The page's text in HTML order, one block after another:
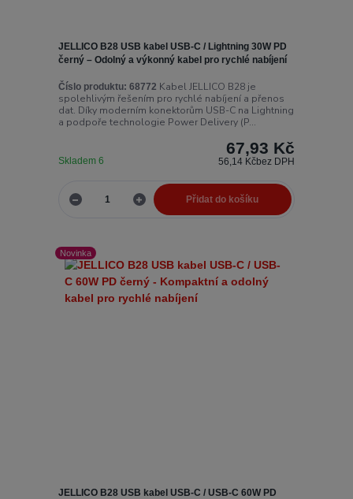
JELLICO B28 USB kabel USB-C / Lightning 30W PD
černý – Odolný a výkonný kabel pro rychlé nabíjení
Číslo produktu: 68772 Kabel JELLICO B28 je
spolehlivým řešením pro rychlé nabíjení a přenos
dat. Díky moderním konektorům USB-C na Lightning
a podpoře technologie Power Delivery (P...
67,93 Kč
56,14 Kčbez DPH
Skladem 6
Přidat do košíku
Novinka
JELLICO B28 USB kabel USB-C / USB-C 60W PD